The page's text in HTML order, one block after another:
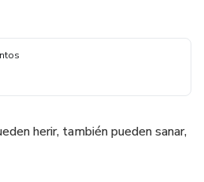
herir, también pueden sanar,